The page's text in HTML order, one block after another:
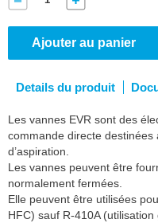
Ajouter au panier
Details du produit
Les vannes EVR sont des
commande directe
d’aspiration.
Les vannes peuvent être
normalement fermées.
Elle peuvent être utilisées
HFC) sauf R-410A (utilisation